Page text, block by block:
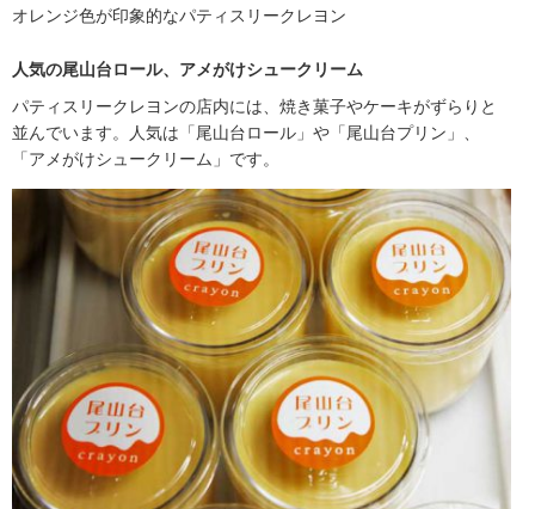
オレンジ色が印象的なパティスリークレヨン
人気の尾山台ロール、アメがけシュークリーム
パティスリークレヨンの店内には、焼き菓子やケーキがずらりと
並んでいます。人気は「尾山台ロール」や「尾山台プリン」、
「アメがけシュークリーム」です。